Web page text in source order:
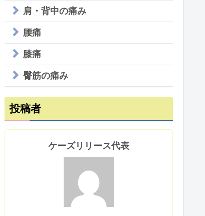
肩・背中の痛み
腰痛
膝痛
臀筋の痛み
投稿者
ケーズリリース代表